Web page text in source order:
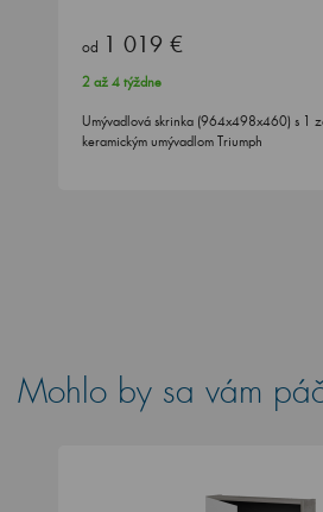
od 1 019 €
2 až 4 týždne
Umývadlová skrinka (964x498x460) s 1
keramickým umývadlom Triumph
Mohlo by sa vám